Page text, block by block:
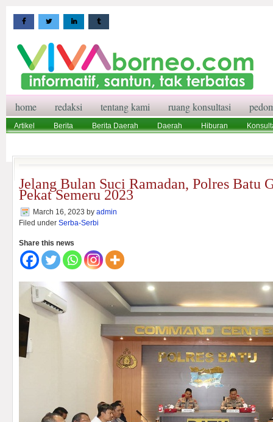
home redaksi tentang kami ruang konsultasi
Artikel Berita Berita Daerah Daerah Hiburan
Jelang Bulan Suci Ramadan, Polres Batu
Pekat Semeru 2023
March 16, 2023 by admin
Filed under Serba-Serbi
Share this news